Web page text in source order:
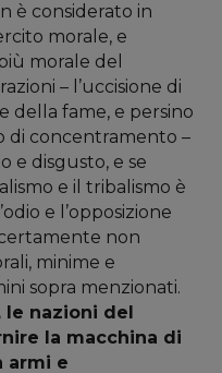
è considerato in
morale, e
morale del
– l’uccisione di
della fame, e persino
di concentramento –
e disgusto, e se
e il tribalismo è
e l’opposizione
non
minime e
sopra menzionati.
nazioni del
la macchina di
armi e